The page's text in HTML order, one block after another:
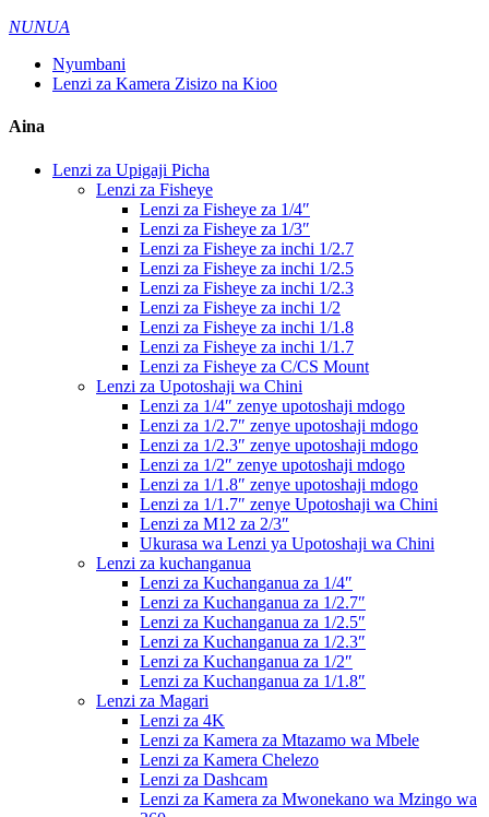
NUNUA
Nyumbani
Lenzi za Kamera Zisizo na Kioo
Aina
Lenzi za Upigaji Picha
Lenzi za Fisheye
Lenzi za Fisheye za 1/4″
Lenzi za Fisheye za 1/3″
Lenzi za Fisheye za inchi 1/2.7
Lenzi za Fisheye za inchi 1/2.5
Lenzi za Fisheye za inchi 1/2.3
Lenzi za Fisheye za inchi 1/2
Lenzi za Fisheye za inchi 1/1.8
Lenzi za Fisheye za inchi 1/1.7
Lenzi za Fisheye za C/CS Mount
Lenzi za Upotoshaji wa Chini
Lenzi za 1/4″ zenye upotoshaji mdogo
Lenzi za 1/2.7″ zenye upotoshaji mdogo
Lenzi za 1/2.3″ zenye upotoshaji mdogo
Lenzi za 1/2″ zenye upotoshaji mdogo
Lenzi za 1/1.8″ zenye upotoshaji mdogo
Lenzi za 1/1.7″ zenye Upotoshaji wa Chini
Lenzi za M12 za 2/3″
Ukurasa wa Lenzi ya Upotoshaji wa Chini
Lenzi za kuchanganua
Lenzi za Kuchanganua za 1/4″
Lenzi za Kuchanganua za 1/2.7″
Lenzi za Kuchanganua za 1/2.5″
Lenzi za Kuchanganua za 1/2.3″
Lenzi za Kuchanganua za 1/2″
Lenzi za Kuchanganua za 1/1.8″
Lenzi za Magari
Lenzi za 4K
Lenzi za Kamera za Mtazamo wa Mbele
Lenzi za Kamera Chelezo
Lenzi za Dashcam
Lenzi za Kamera za Mwonekano wa Mzingo wa